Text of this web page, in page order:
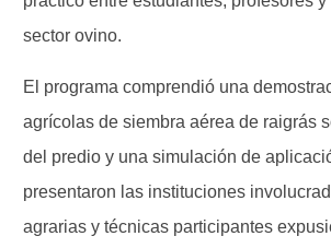
sector ovino.
El programa comprendió una
agrícolas de siembra aérea de raigrás
del predio y una simulación de
presentaron las instituciones
agrarias y técnicas participantes